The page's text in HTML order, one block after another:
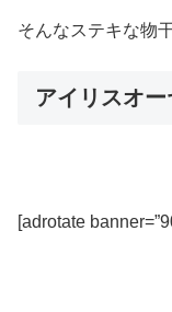
そんなステキな物
アイリスオ
[adrotate